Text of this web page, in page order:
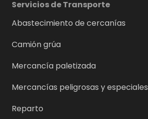
Servicios de Transporte
Abastecimiento de cercanías
Camión grúa
Mercancía paletizada
Mercancías peligrosas y especiales
Reparto